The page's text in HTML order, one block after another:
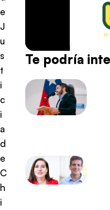
e
J
u
s
t
i
c
i
a
d
e
C
h
i
Te podría